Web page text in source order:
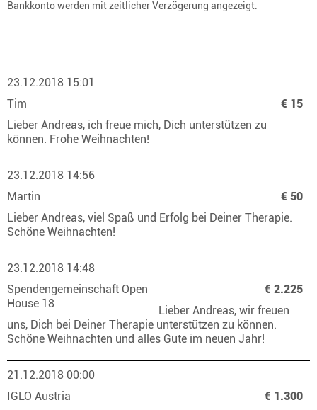
Bankkonto werden mit zeitlicher Verzögerung angezeigt.
23.12.2018 15:01
Tim
€ 15
Lieber Andreas, ich freue mich, Dich unterstützen zu
können. Frohe Weihnachten!
23.12.2018 14:56
Martin
€ 50
Lieber Andreas, viel Spaß und Erfolg bei Deiner Therapie.
Schöne Weihnachten!
23.12.2018 14:48
Spendengemeinschaft Open
House 18
€ 2.225
Lieber Andreas, wir freuen
uns, Dich bei Deiner Therapie unterstützen zu können.
Schöne Weihnachten und alles Gute im neuen Jahr!
21.12.2018 00:00
IGLO Austria
€ 1.300